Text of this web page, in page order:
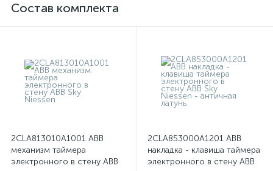
Состав комплекта
2CLA813010A1001 ABB
механизм таймера
электронного в стену ABB
2CLA853000A1201 ABB
накладка - клавиша таймера
электронного в стену ABB